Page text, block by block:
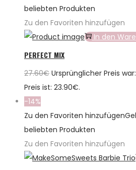
beliebten Produkten
Zu den Favoriten hinzufügen
In den
PERFECT MIX
27.60€ Ursprünglicher Preis
Preis ist: 23.90€.
-14%
Zu den Favoriten hinzufügen
beliebten Produkten
Zu den Favoriten hinzufügen